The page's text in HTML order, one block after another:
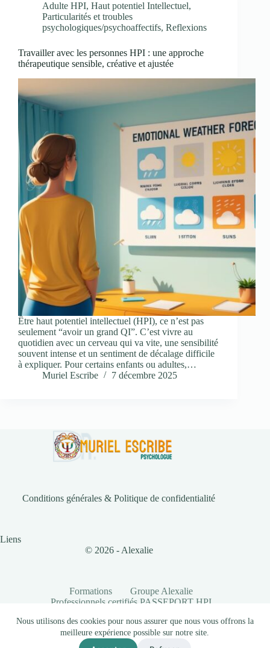
Nous utilisons des cookies pour nous assurer que nous vous offrons la
meilleure expérience possible sur notre site.
Adulte HPI, Haut potentiel Intellectuel,
Particularités et troubles
psychologiques/psychoaffectifs, Reflexions
Travailler avec les personnes HPI : une approche
thérapeutique sensible, créative et ajustée
Être haut potentiel intellectuel (HPI), ce n’est pas
seulement “avoir un grand QI”. C’est vivre au
quotidien avec un cerveau qui va vite, une sensibilité
souvent intense et un sentiment de décalage difficile
à expliquer. Pour certains enfants ou adultes,…
Muriel Escribe
7 décembre 2025
Conditions générales & Politique de confidentialité
Liens
© 2026 - Alexalie
Formations
Groupe Alexalie
Professionnels certifiés PASSEPORT HPI
Conditions générales & Politique de confidentialité